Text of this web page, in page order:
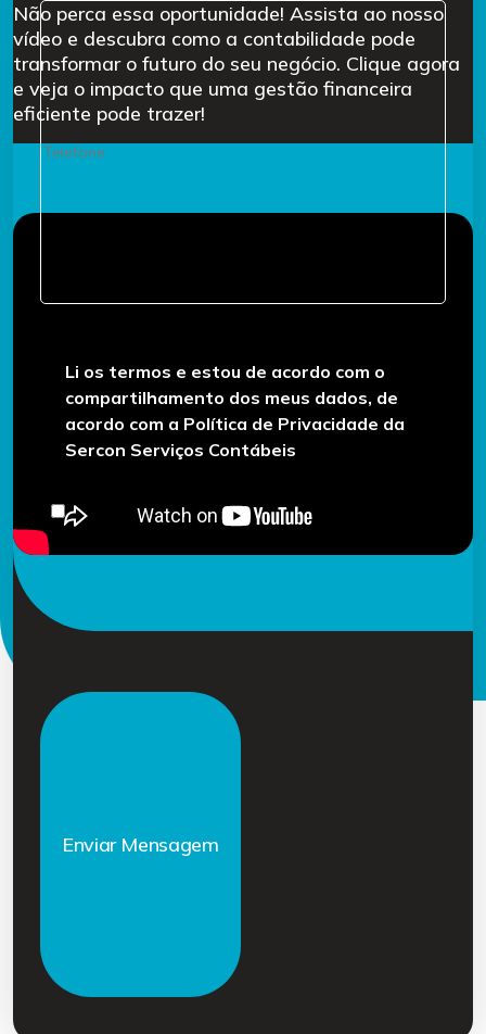
Li os termos e estou de acordo com o
compartilhamento dos meus dados, de
acordo com a Política de Privacidade da
Sercon Serviços Contábeis
Não perca essa oportunidade! Assista ao nosso
vídeo e descubra como a contabilidade pode
transformar o futuro do seu negócio. Clique agora
e veja o impacto que uma gestão financeira
eficiente pode trazer!